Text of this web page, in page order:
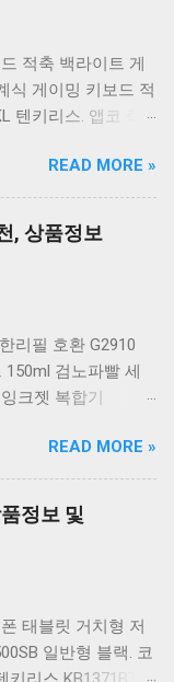
적축 백라이트 게
식 게이밍 키보드 적
텐키리스. 앱코 축
레트로 기계식 게이
레트로 베이지. 체리
게이밍 텐키리스 기
음적축 블랙. 체리
교체축 사이드
이비 CK01NV적축
BOARD 3.1 RGB
갈축 그레이 화이트
키보드 구매를 고려
치지 마세요. 다양
기계식키보드 같은
많을 수 밖에 없습
스펙 과 가격 을 꼼
READ MORE »
, 상품정보
리필 호환 G2910
150ml 검노파빨 세
크젯 복합기
정품 무한복합기 컬
터 상세정보참조.
드 카트리지
G2910 G3910
크 1개 GI990
정품무한 복합기
READ MORE »
정보 및
태블릿 거치형 저
일반형 블랙. 코